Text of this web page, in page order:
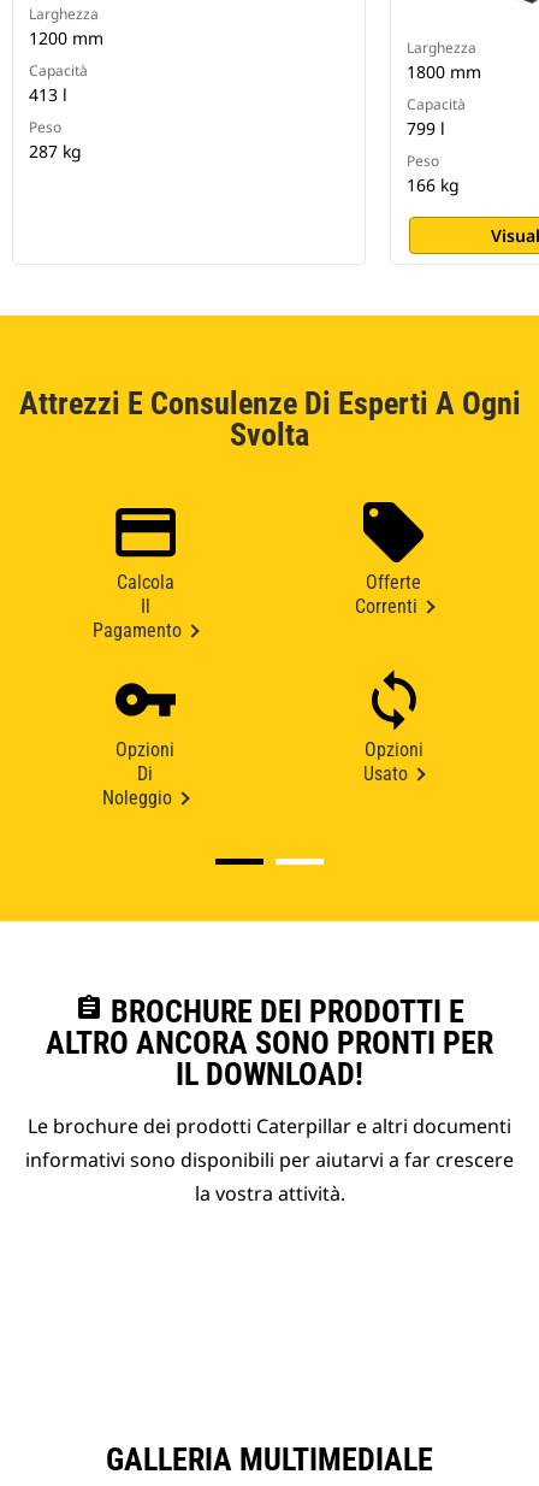
Larghezza
1200 mm
Capacità
413 l
Peso
287 kg
Larghezza
1800 mm
Capacità
799 l
Peso
166 kg
Attrezzi E Consulenze Di Esperti A Ogni
Svolta
Calcola
Pagamento
Offerte
Correnti
Opzioni
Di
Noleggio
Opzioni
Usato
assignment BROCHURE DEI PRODOTTI E
ALTRO ANCORA SONO PRONTI PER
IL DOWNLOAD!
Le brochure dei prodotti Caterpillar e altri documenti
informativi sono disponibili per aiutarvi a far crescere
la vostra attività.
GALLERIA MULTIMEDIALE